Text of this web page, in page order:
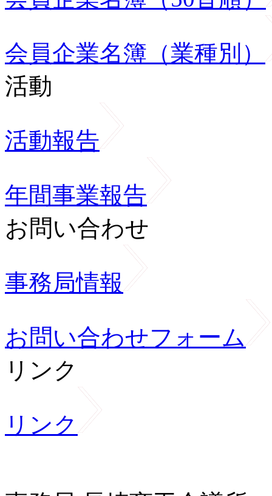
会員企業名簿（業種別）
活動
活動報告
年間事業報告
お問い合わせ
事務局情報
お問い合わせフォーム
リンク
リンク